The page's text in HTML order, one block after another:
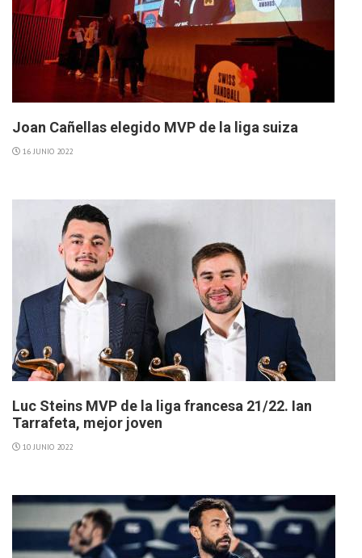
Joan Cañellas elegido MVP de la liga suiza
16 JUNIO 2022
Luc Steins MVP de la liga francesa 21/22. Ian
Tarrafeta, mejor joven
10 JUNIO 2022